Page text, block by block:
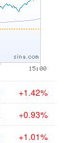
+1.42%
+0.93%
+1.01%